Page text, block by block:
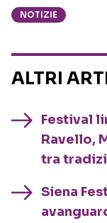
NOTIZIE
ALTRI
Festival
Ravello,
tra
Siena